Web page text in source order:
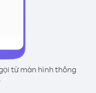
từ màn hình thông